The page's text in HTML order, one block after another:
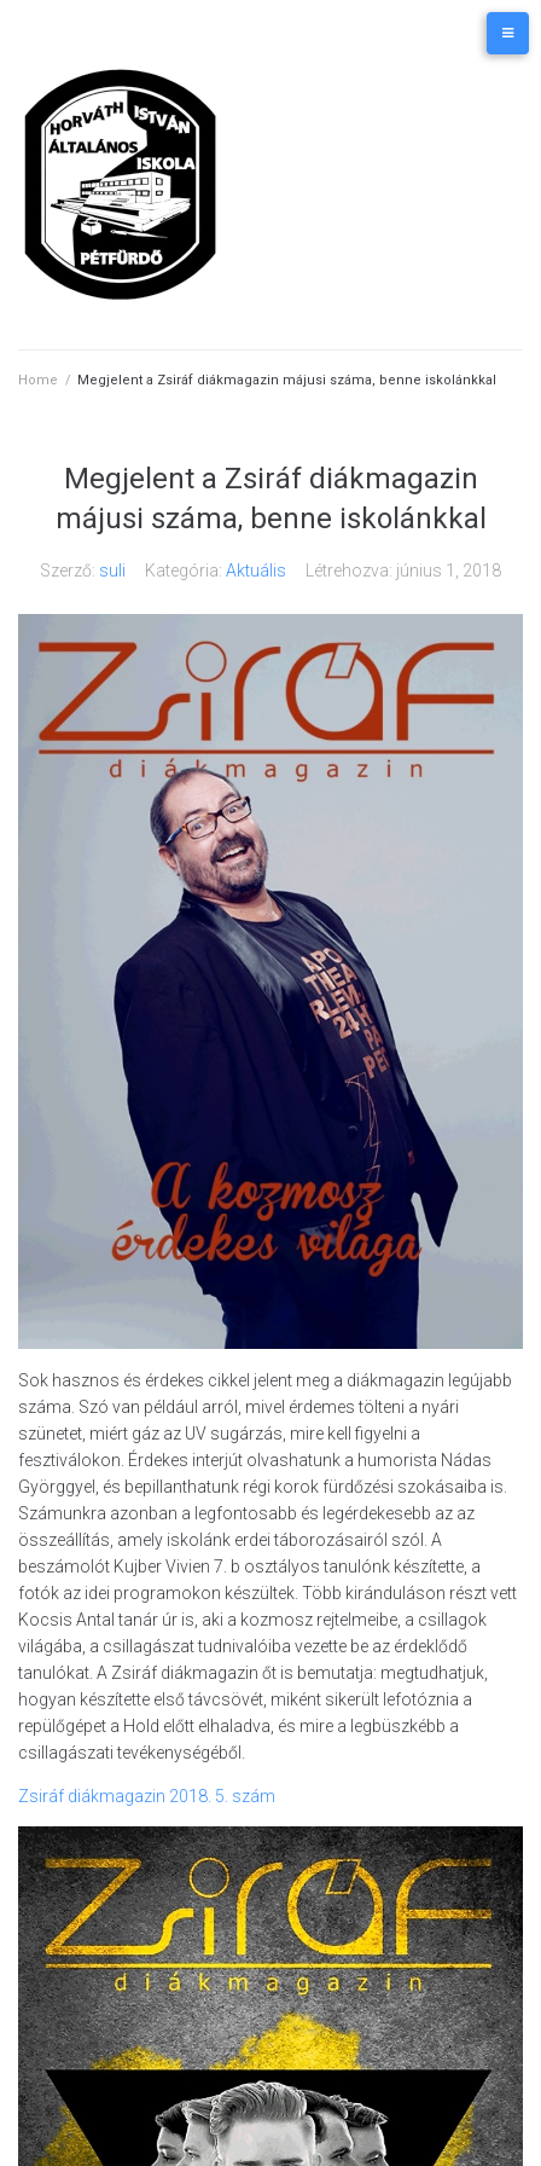
Home / Megjelent a Zsiráf diákmagazin májusi száma, benne iskolánkkal
Megjelent a Zsiráf diákmagazin
májusi száma, benne iskolánkkal
Szerző: suli Kategória: Aktuális Létrehozva: június 1, 2018
Sok hasznos és érdekes cikkel jelent meg a diákmagazin legújabb
száma. Szó van például arról, mivel érdemes tölteni a nyári
szünetet, miért gáz az UV sugárzás, mire kell figyelni a
fesztiválokon. Érdekes interjút olvashatunk a humorista Nádas
Györggyel, és bepillanthatunk régi korok fürdőzési szokásaiba is.
Számunkra azonban a legfontosabb és legérdekesebb az az
összeállítás, amely iskolánk erdei táborozásairól szól. A
beszámolót Kujber Vivien 7. b osztályos tanulónk készítette, a
fotók az idei programokon készültek. Több kiránduláson részt vett
Kocsis Antal tanár úr is, aki a kozmosz rejtelmeibe, a csillagok
világába, a csillagászat tudnivalóiba vezette be az érdeklődő
tanulókat. A Zsiráf diákmagazin őt is bemutatja: megtudhatjuk,
hogyan készítette első távcsövét, miként sikerült lefotóznia a
repülőgépet a Hold előtt elhaladva, és mire a legbüszkébb a
csillagászati tevékenységéből.
Zsiráf diákmagazin 2018. 5. szám